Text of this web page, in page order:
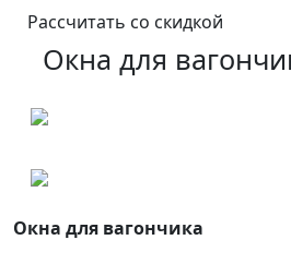
Рассчитать со скидкой
Окна для
Окна для вагончика